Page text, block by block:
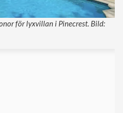
för lyxvillan i Pinecrest. Bild: